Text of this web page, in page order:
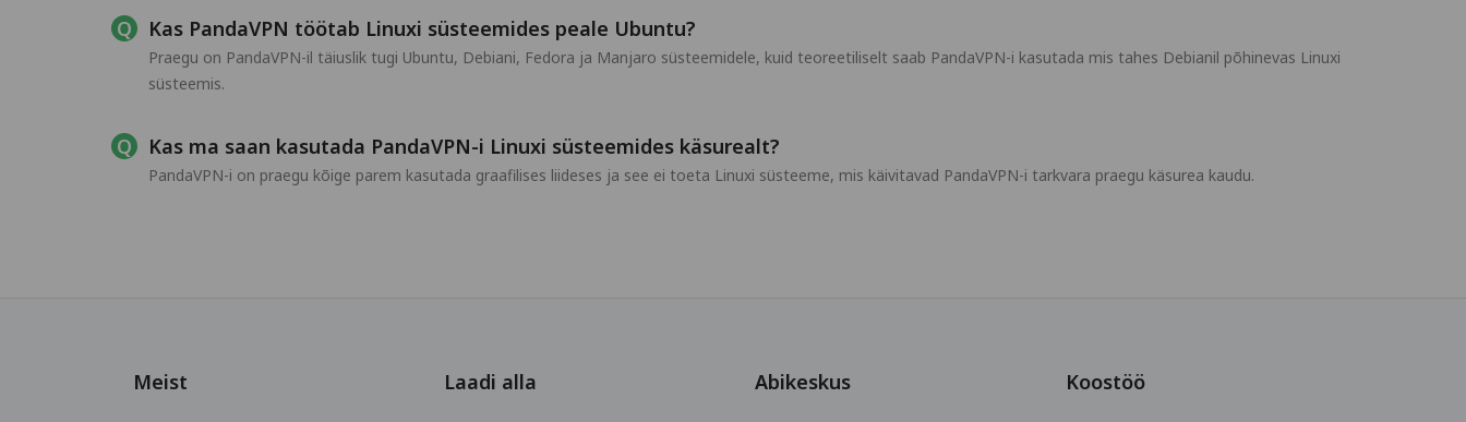
Kas PandaVPN töötab Linuxi süsteemides peale Ubuntu?
Praegu on PandaVPN-il täiuslik tugi Ubuntu, Debiani, Fedora ja Manjaro süsteemidele, kuid teoreetiliselt saab PandaVPN-i kasutada mis tahes Debianil põhinevas Linuxi
süsteemis.
Kas ma saan kasutada PandaVPN-i Linuxi süsteemides käsurealt?
PandaVPN-i on praegu kõige parem kasutada graafilises liideses ja see ei toeta Linuxi süsteeme, mis käivitavad PandaVPN-i tarkvara praegu käsurea kaudu.
Meist Laadi alla Abikeskus Koostöö